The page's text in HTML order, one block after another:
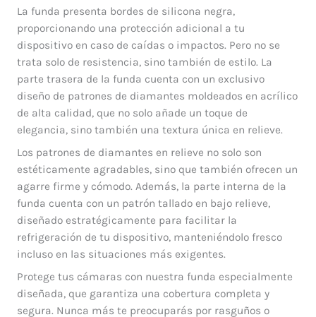
La funda presenta bordes de silicona negra,
proporcionando una protección adicional a tu
dispositivo en caso de caídas o impactos. Pero no se
trata solo de resistencia, sino también de estilo. La
parte trasera de la funda cuenta con un exclusivo
diseño de patrones de diamantes moldeados en acrílico
de alta calidad, que no solo añade un toque de
elegancia, sino también una textura única en relieve.
Los patrones de diamantes en relieve no solo son
estéticamente agradables, sino que también ofrecen un
agarre firme y cómodo. Además, la parte interna de la
funda cuenta con un patrón tallado en bajo relieve,
diseñado estratégicamente para facilitar la
refrigeración de tu dispositivo, manteniéndolo fresco
incluso en las situaciones más exigentes.
Protege tus cámaras con nuestra funda especialmente
diseñada, que garantiza una cobertura completa y
segura. Nunca más te preocuparás por rasguños o